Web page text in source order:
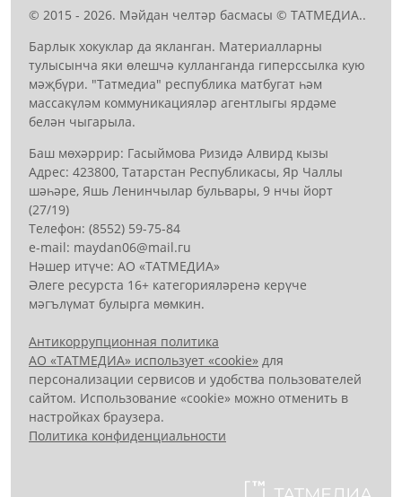
© 2015 - 2026. Мәйдан челтәр басмасы © ТАТМЕДИА..
Барлык хокуклар да якланган. Материалларны
тулысынча яки өлешчә кулланганда гиперссылка кую
мәҗбүри. "Татмедиа" республика матбугат һәм
массакүләм коммуникацияләр агентлыгы ярдәме
белән чыгарыла.
Баш мөхәррир: Гасыймова Ризидә Алвирд кызы
Адрес: 423800, Татарстан Республикасы, Яр Чаллы
шәһәре, Яшь Ленинчылар бульвары, 9 нчы йорт
(27/19)
Телефон: (8552) 59-75-84
е-mail: mауdаn06@mail.гu
Нәшер итүче: АО «ТАТМЕДИА»
Әлеге ресурста 16+ категорияләренә керүче
мәгълүмат булырга мөмкин.
Антикоррупционная политика
АО «ТАТМЕДИА» использует «cookie» для
персонализации сервисов и удобства пользователей
сайтом. Использование «cookie» можно отменить в
настройках браузера.
Политика конфиденциальности